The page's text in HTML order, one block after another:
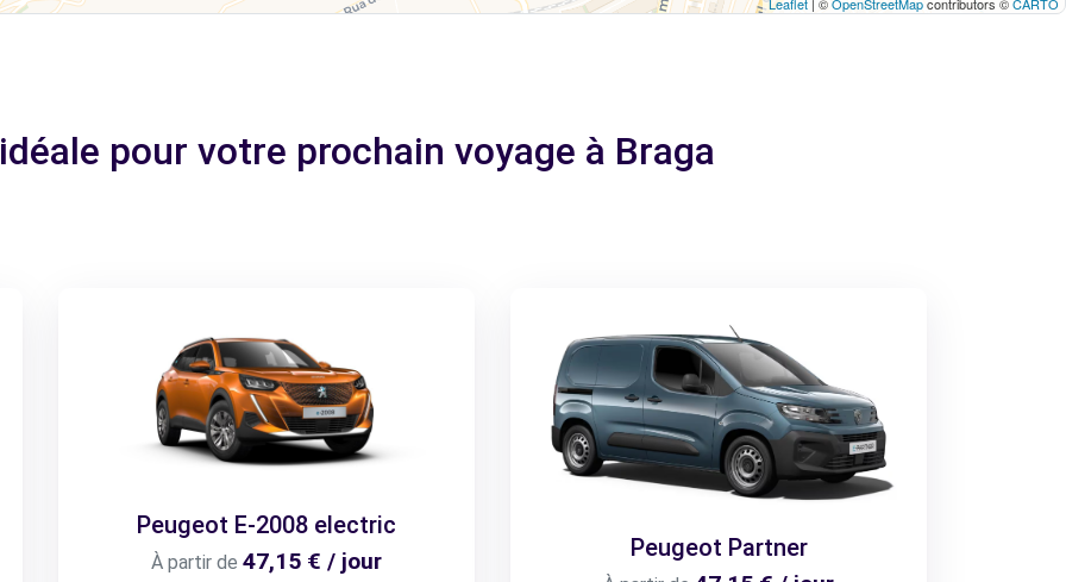
pour votre prochain voyage à Braga
Peugeot E-2008 electric
À partir de 47,15 € / jour Peugeot Partner